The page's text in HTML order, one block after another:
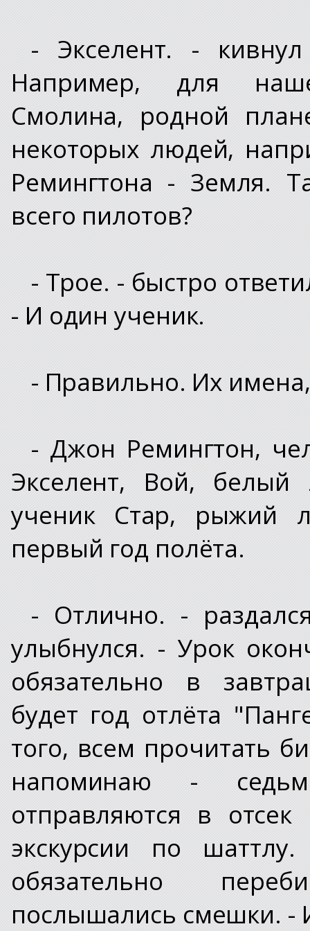
- Экселент. -
Например, для
Смолина, родной
некоторых людей,
Ремингтона - Земля.
всего пилотов?
- Трое. - быстро
- И один ученик.
- Правильно. Их
- Джон Ремингтон,
Экселент, Вой, белый
ученик Стар, рыжий
первый год полёта.
- Отлично. -
улыбнулся. - Урок
обязательно в
будет год отлёта
того, всем прочитать
напоминаю -
отправляются в
экскурсии по
обязательно
послышались смешки. -